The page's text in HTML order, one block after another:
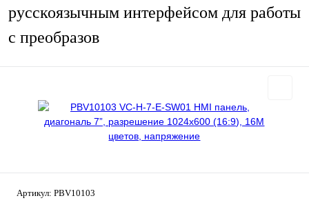
русскоязычным интерфейсом для работы
с преобразов
Артикул: PBV10103